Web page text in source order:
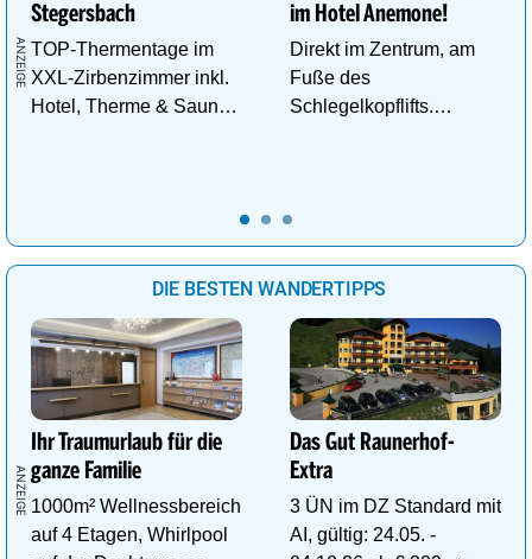
Stegersbach
TOP-Thermentage im
XXL-Zirbenzimmer inkl.
Hotel, Therme & Sauna
im Hotel Anemone!
Direkt im Zentrum, am
Fuße des
Schlegelkopflifts.
DIE BESTEN WANDERTIPPS
Ihr Traumurlaub für die
ganze Familie
1000m² Wellnessbereich
auf 4 Etagen, Whirlpool
Das Gut Raunerhof-
Extra
3 ÜN im DZ Standard mit
AI, gültig: 24.05. -